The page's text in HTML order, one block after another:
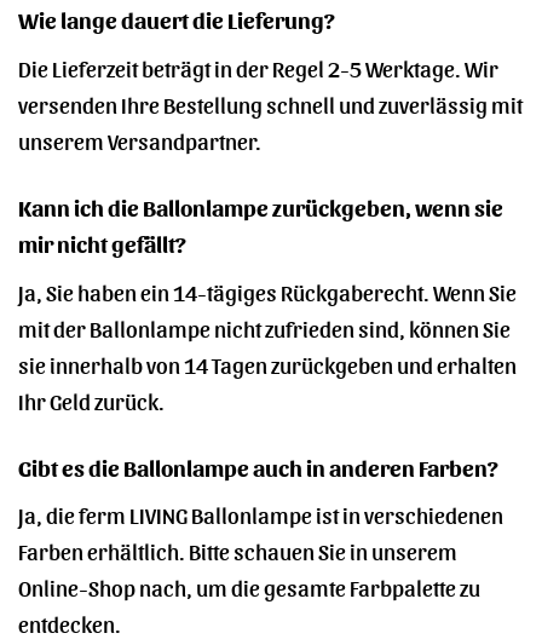
Wie lange dauert die Lieferung?
Die Lieferzeit beträgt in der Regel 2-5 Werktage. Wir
versenden Ihre Bestellung schnell und zuverlässig mit
unserem Versandpartner.
Kann ich die Ballonlampe zurückgeben, wenn sie
mir nicht gefällt?
Ja, Sie haben ein 14-tägiges Rückgaberecht. Wenn Sie
mit der Ballonlampe nicht zufrieden sind, können Sie
sie innerhalb von 14 Tagen zurückgeben und erhalten
Ihr Geld zurück.
Gibt es die Ballonlampe auch in anderen Farben?
Ja, die ferm LIVING Ballonlampe ist in verschiedenen
Farben erhältlich. Bitte schauen Sie in unserem
Online-Shop nach, um die gesamte Farbpalette zu
entdecken.